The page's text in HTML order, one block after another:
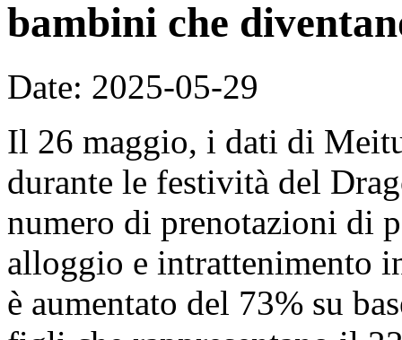
bambini che
Date: 2025-05-29
Il 26 maggio, i dati di
durante le festività del
numero di prenotazioni di
alloggio e intrattenimento
è aumentato del 73% su